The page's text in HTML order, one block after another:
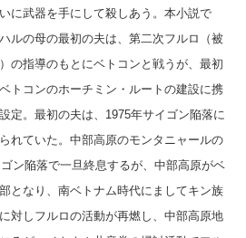
に武器を手にして殺しあう。本小説で
ルの母の最初の夫は、第二次フルロ（被
の指導のもとにベトコンと戦うが、最初
トコンのホーチミン・ルートの建設に携
定。最初の夫は、1975年サイゴン陥落に
れていた。中部高原のモンタニャールの
ン陥落で一旦終息するが、中部高原がベ
となり、南ベトナム時代にましてキン族
対しフルロの活動が再燃し、中部高原地